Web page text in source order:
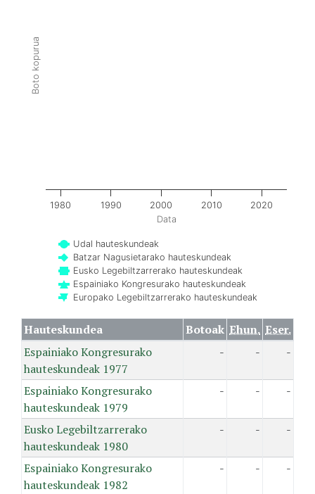
Data
Boto kopurua
Udal hauteskundeak
Batzar Nagusietarako hauteskundeak
Eusko Legebiltzarrerako hauteskundeak
Espainiako Kongresurako hauteskundeak
Europako Legebiltzarrerako hauteskundeak
1980 1990 2000 2010 2020
Hauteskundea Botoak Ehun. Eser.
Espainiako Kongresurako
hauteskundeak 1977
- - -
Espainiako Kongresurako
hauteskundeak 1979
- - -
Eusko Legebiltzarrerako
hauteskundeak 1980
- - -
Espainiako Kongresurako
hauteskundeak 1982
- - -